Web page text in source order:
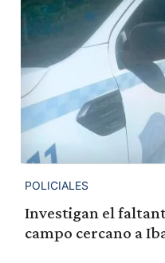
POLICIALES
Investigan el
campo cercano a